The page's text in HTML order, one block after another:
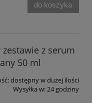
do koszyka
z serum
50 ml
dostępny w dużej ilości
Wysyłka w:24 godziny